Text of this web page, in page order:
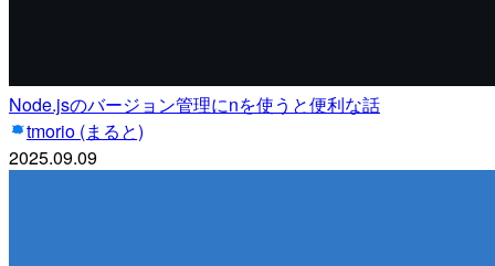
Node.jsのバージョン管理にnを使うと便利な話
tmorio (まると)
2025.09.09